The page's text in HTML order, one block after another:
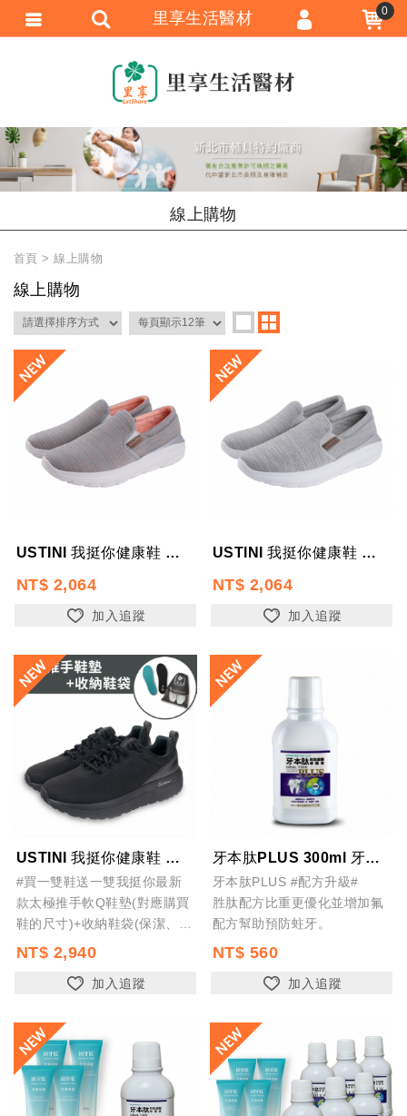
線上購物
首頁 線上購物
線上購物
USTINI 我挺你健康鞋 漂浮走走鞋 2024新款-無綁帶-粉紅雲-限時優惠送...
NT$ 2,064
加入追蹤
USTINI 我挺你健康鞋 漂浮走走鞋 2024新款-無綁帶-小灰雲-限時優惠送...
NT$ 2,064
加入追蹤
USTINI 我挺你健康鞋 小犀牛極地鞋-黑糖( 女款) 足底筋膜炎舒適穿 寬楦...
#買一雙鞋送一雙我挺你最新
款太極推手軟Q鞋墊(對應購買
鞋的尺寸)+收納鞋袋(保潔、抗
潮濕、旅行、收納)-里享 幫您
保護您的愛鞋
NT$ 2,940
加入追蹤
牙本肽PLUS 300ml 牙齦修護液 全方位修護 專利雙胜肽 護齦潄口水
牙本肽PLUS #配方升級#
胜肽配方比重更優化並增加氟
配方幫助預防蛀牙。
NT$ 560
加入追蹤
里享生活醫材 0
會員註冊
忘記密碼
訂單查詢
匯款通知